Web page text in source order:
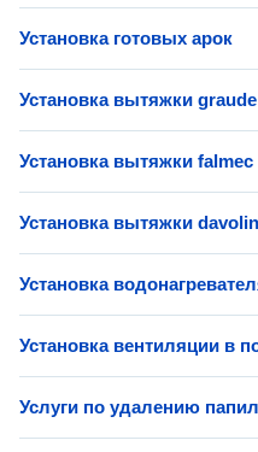
Установка готовых арок
Установка вытяжки graude
Установка вытяжки falmec
Установка вытяжки
Установка
Установка вентиляции в
Услуги по удалению